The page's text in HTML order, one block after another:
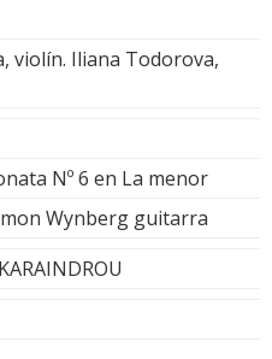
violín. Iliana Todorova,
Nº 6 en La menor
Wynberg guitarra